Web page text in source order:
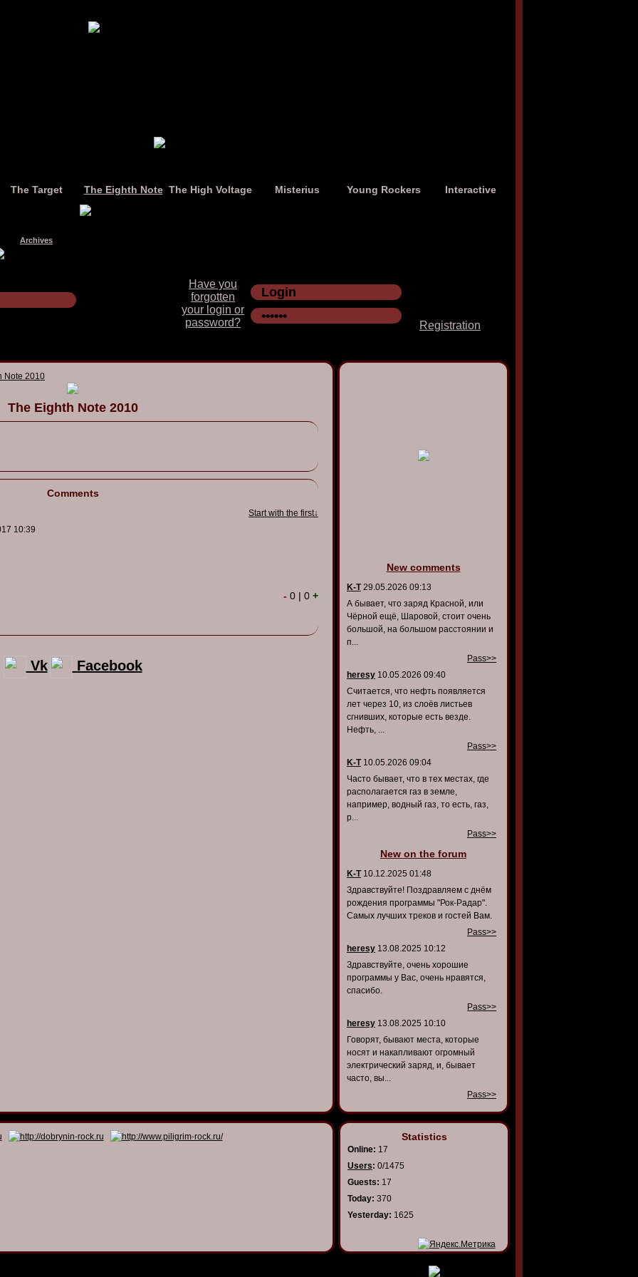
The Target The Eighth Note The High Voltage Misterius Young Rockers Interactive
Archives
Have you
forgotten
your login or
password?
Registration
Note 2010
The Eighth Note 2010
Comments
Start with the first↓
10:39
- 0 | 0 +
Vk Facebook
New comments
K-T29.05.2026 09:13
А бывает, что заряд Красной, или
Чёрной ещё, Шаровой, стоит очень
большой, на большом расстоянии и
п...
Pass>>
heresy 10.05.2026 09:40
Считается, что нефть появляется
лет через 10, из слоёв листьев
сгнивших, которые есть везде.
Нефть, ...
Pass>>
K-T10.05.2026 09:04
Часто бывает, что в тех местах, где
располагается газ в земле,
например, водный газ, то есть, газ,
р...
Pass>>
New on the forum
K-T10.12.2025 01:48
Здравствуйте! Поздравляем с днём
рождения программы "Рок-Радар".
Самых лучших треков и гостей Вам.
Pass>>
heresy 13.08.2025 10:12
Здравствуйте, очень хорошие
программы у Вас, очень нравятся,
спасибо.
Pass>>
heresy 13.08.2025 10:10
Говорят, бывают места, которые
носят и накапливают огромный
электрический заряд, и, бывает
часто, вы...
Pass>>
Statistics
Online: 17
Users: 0/1475
Guests: 17
Today: 370
Yesterday: 1625